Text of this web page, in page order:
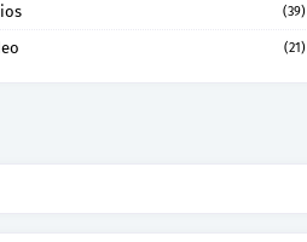
(39)
(21)